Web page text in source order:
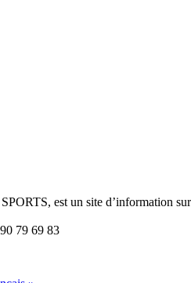
est un site d’information
79 69 83